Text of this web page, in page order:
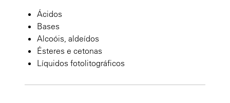
Ácidos
Bases
Alcoóis, aldeídos
Ésteres e cetonas
Líquidos fotolitográficos